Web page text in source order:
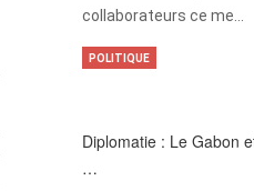
collaborateurs ce me…
Diplomatie : Le Gabon
…
POLITIQUE